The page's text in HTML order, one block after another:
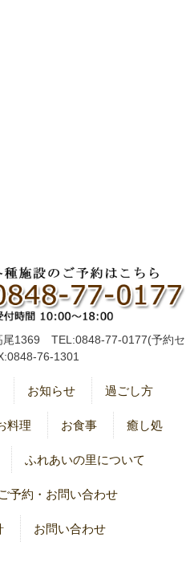
尾1369 TEL:0848-77-0177(予約セ
76-1301
お知らせ 過ごし方
料理 お食事 癒し処
ふれあいの里について
予約・お問い合わせ
お問い合わせ